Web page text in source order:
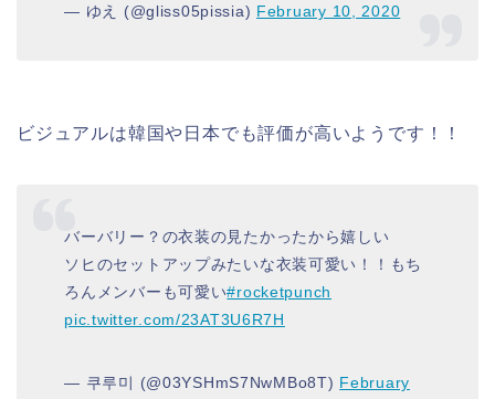
— ゆえ (@gliss05pissia) February 10, 2020
ビジュアルは韓国や日本でも評価が高いようです！！
バーバリー？の衣装の見たかったから嬉しい
ソヒのセットアップみたいな衣装可愛い！！もち
ろんメンバーも可愛い#rocketpunch
pic.twitter.com/23AT3U6R7H
— 쿠루미 (@03YSHmS7NwMBo8T) February